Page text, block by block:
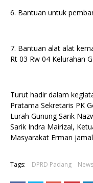
6. Bantuan untuk
7. Bantuan alat alat
Rt 03 Rw 04 Kelurahan
Turut hadir dalam
Pratama Sekretaris PK
Lurah Gunung Sarik
Sarik Indra Mairizal,
Masyarakat Erman
Tags: DPRD Padang News